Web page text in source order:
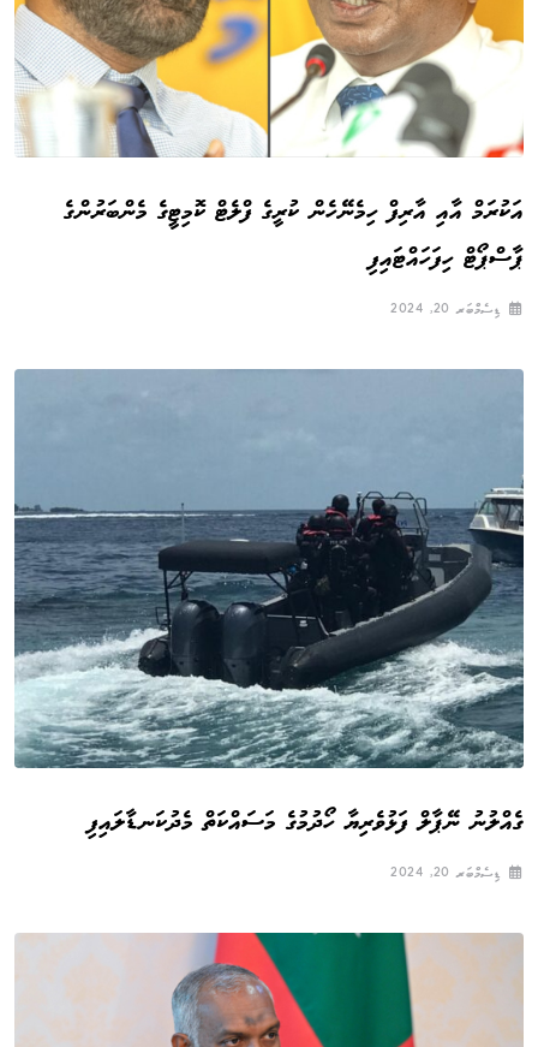
އަކުރަމް އާއި އާރިފް ހިމެނޭހެން ކުރީގެ ފްލެޓް ކޮމިޓީގެ މެންބަރުންގެ
ޕާސްޕޯޓް ހިފަހައްޓައިފި
ޑިސެމްބަރ 20, 2024
ގެއްލުނު ނޭޕާލް ފަޅުވެރިޔާ ހޯދުމުގެ މަސައްކަތް މެދުކަނޑާލައިފި
ޑިސެމްބަރ 20, 2024